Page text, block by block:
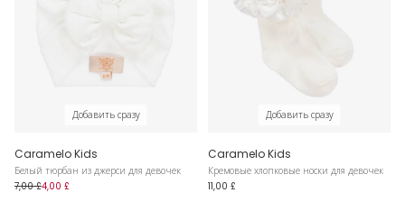
Добавить сразу
Caramelo Kids
Белый тюрбан из джерси для девочек
7,00 £4,00 £
Добавить сразу
Caramelo Kids
Кремовые хлопковые носки для девочек
11,00 £